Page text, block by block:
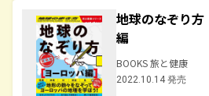
地球のなぞり
編
BOOKS 旅と健康
2022.10.14 発売